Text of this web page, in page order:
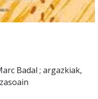
Badal ; argazkiak,